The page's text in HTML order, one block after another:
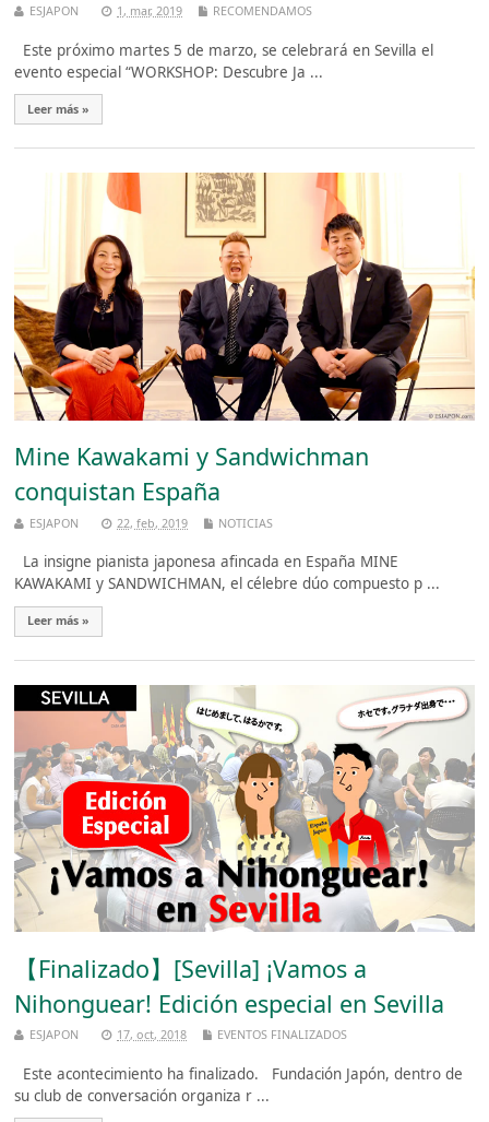
ESJAPON 1, mar, 2019 RECOMENDAMOS
Este próximo martes 5 de marzo, se celebrará en Sevilla el
evento especial “WORKSHOP: Descubre Ja ...
Leer más »
Mine Kawakami y Sandwichman
conquistan España
ESJAPON 22, feb, 2019 NOTICIAS
La insigne pianista japonesa afincada en España MINE
KAWAKAMI y SANDWICHMAN, el célebre dúo compuesto p ...
Leer más »
【Finalizado】[Sevilla] ¡Vamos a
Nihonguear! Edición especial en Sevilla
ESJAPON 17, oct, 2018 EVENTOS FINALIZADOS
Este acontecimiento ha finalizado. Fundación Japón, dentro de
su club de conversación organiza r ...